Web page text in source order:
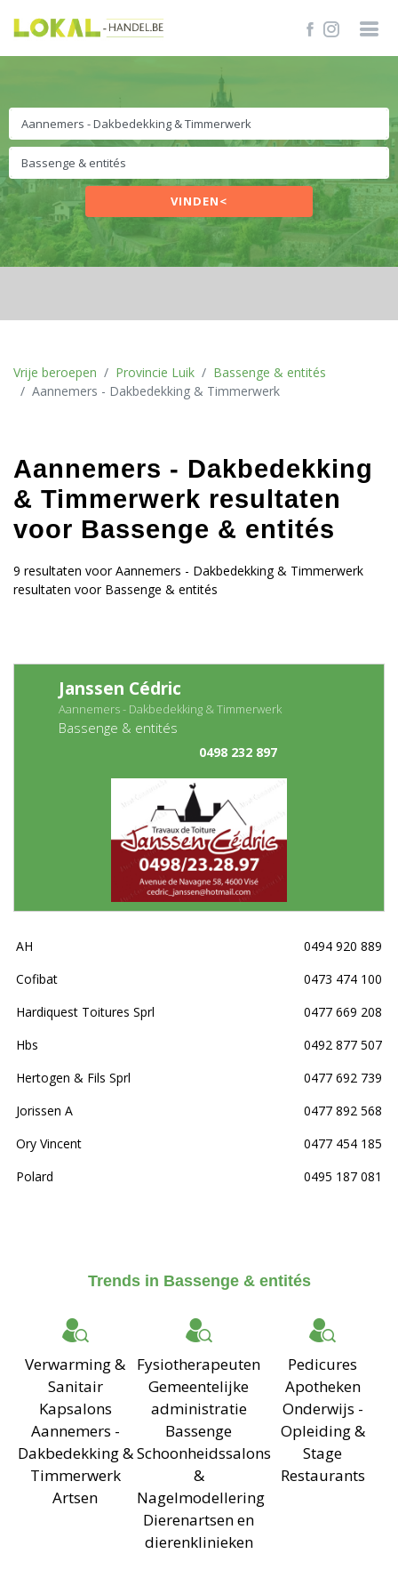
VINDEN<
Vrije beroepen Provincie Luik
Bassenge & entités
Aannemers - Dakbedekking & Timmerwerk
Aannemers - Dakbedekking
& Timmerwerk resultaten
voor Bassenge & entités
9 resultaten voor Aannemers - Dakbedekking & Timmerwerk
resultaten voor Bassenge & entités
Janssen Cédric
Aannemers - Dakbedekking & Timmerwerk
Bassenge & entités
0498 232 897
AH
0494 920 889
Cofibat
0473 474 100
Hardiquest Toitures Sprl
0477 669 208
Hbs
0492 877 507
Hertogen & Fils Sprl
0477 692 739
Jorissen A
0477 892 568
Ory Vincent
0477 454 185
Polard
0495 187 081
Trends in Bassenge & entités
Verwarming &
Sanitair
Kapsalons
Aannemers -
Dakbedekking &
Timmerwerk
Artsen
Fysiotherapeuten
Gemeentelijke
administratie
Bassenge
Schoonheidssalons
&
Nagelmodellering
Dierenartsen en
dierenklinieken
Pedicures
Apotheken
Onderwijs -
Opleiding &
Stage
Restaurants